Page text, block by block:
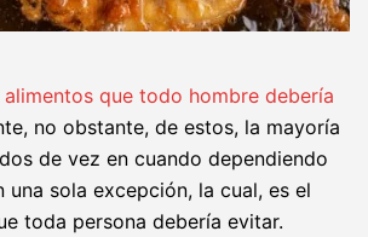
alimentos que todo hombre debería
no obstante, de estos, la mayoría
de vez en cuando dependiendo
sola excepción, la cual, es el
toda persona debería evitar.